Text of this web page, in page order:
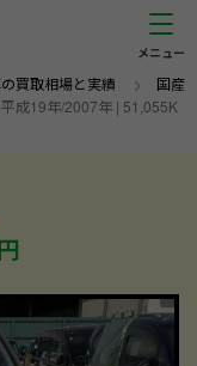
買取相場と実績 > 国産
成19年/2007年 | 51,055K